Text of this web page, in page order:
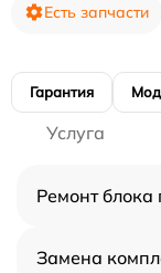
Есть запчасти
Гарантия
Услуга
Ремонт блока
Замена